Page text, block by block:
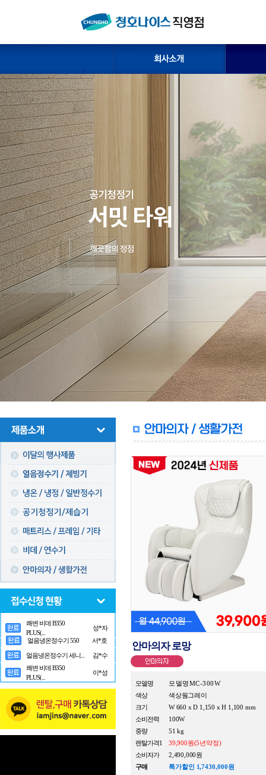
얼음냉온정수기 550 서*호
얼음냉온정수기 세니...
김*수
쾌변 비데 B350
이*성
쾌변 비데 B350
PLUS(...
성*자
안마의자 로망
모델명
모델명MC-300W
색상
색상웜그레이
크기
W 660 x D 1,150 x H 1,100 mm
소비전력
100W
중량
51 kg
렌탈가격1
39,900원(5년약정)
소비자가
2,490,000원
구매
특가할인 1,7430,000원